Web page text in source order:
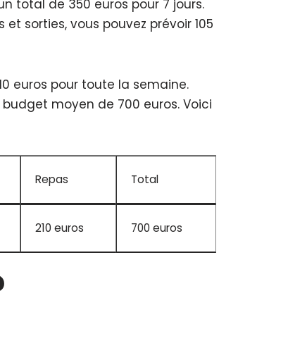
total de 350 euros pour 7 jours.
sorties, vous pouvez prévoir 105
euros pour toute la semaine.
moyen de 700 euros. Voici
Repas Total
210 euros 700 euros